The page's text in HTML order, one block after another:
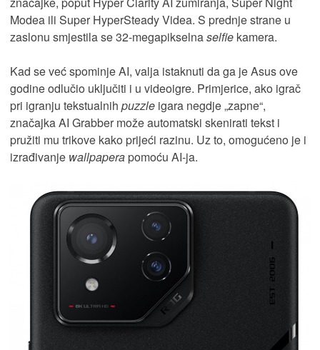
Modea ili Super HyperSteady Videa. S prednje strane u
zaslonu smjestila se 32-megapikselnaselfie kamera.
Kad se već spominje AI, valja istaknuti da ga je Asus ove
godine odlučio uključiti i u videoigre. Primjerice, ako igrač
pri igranju tekstualnih puzzle igara negdje „zapne“,
značajka AI Grabber može automatski skenirati tekst i
pružiti mu trikove kako prijeći razinu. Uz to, omogućeno je i
izrađivanje wallpapera pomoću AI-ja.